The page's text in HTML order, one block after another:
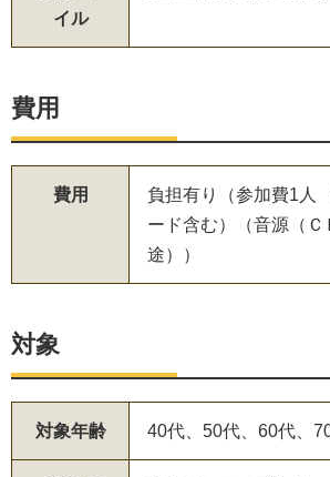
イル
費用
費用
負担有り（参加費1人
ード含む）（音源（Ｃ
途））
対象
対象年齢 40代、50代、60代、